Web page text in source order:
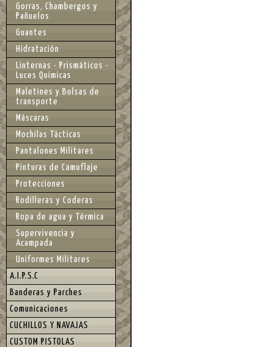
Gorras, Chambergos y
Pañuelos
Guantes
Hidratación
Linternas - Prismáticos -
Luces Químicas
Maletines y Bolsas de
transporte
Máscaras
Mochilas Tácticas
Pantalones Militares
Pinturas de Camuflaje
Protecciones
Rodilleras y Coderas
Ropa de agua y Térmica
Supervivencia y
Acampada
Uniformes Militares
A.I.P.S.C
Banderas y Parches
Comunicaciones
CUCHILLOS Y NAVAJAS
CUSTOM PISTOLAS